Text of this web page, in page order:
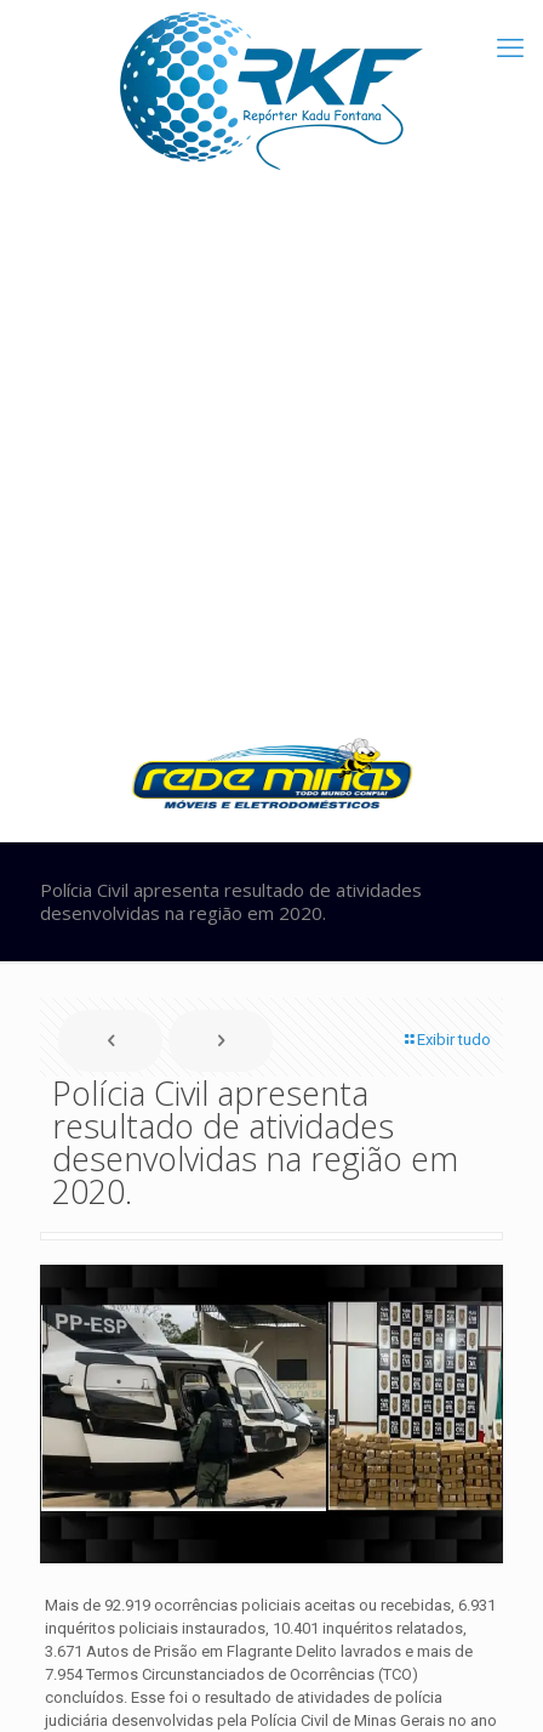
Polícia Civil apresenta resultado de atividades
desenvolvidas na região em 2020.
Exibir tudo
Polícia Civil apresenta
resultado de atividades
desenvolvidas na região em
2020.
Mais de 92.919 ocorrências policiais aceitas ou recebidas, 6.931
inquéritos policiais instaurados, 10.401 inquéritos relatados,
3.671 Autos de Prisão em Flagrante Delito lavrados e mais de
7.954 Termos Circunstanciados de Ocorrências (TCO)
concluídos. Esse foi o resultado de atividades de polícia
judiciária desenvolvidas pela Polícia Civil de Minas Gerais no ano